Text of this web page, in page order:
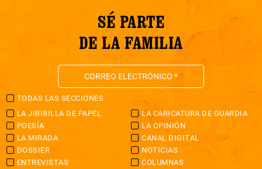
SÉ PARTE
DE LA FAMILIA
TODAS LAS SECCIONES
LA JIRIBILLA DE PAPEL
LA CARICATURA DE GUARDIA
POESÍA
LA OPINIÓN
LA MIRADA
CANAL DIGITAL
DOSSIER
NOTICIAS
ENTREVISTAS
COLUMNAS